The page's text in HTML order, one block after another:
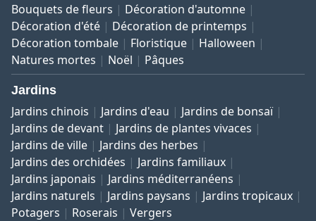
Bouquets de fleurs
Décoration d'automne
Décoration d'été
Décoration de printemps
Décoration tombale
Floristique
Halloween
Natures mortes
Noël Pâques
Jardins
Jardins chinois Jardins d'eau
Jardins de bonsaï
Jardins de devant
Jardins de plantes vivaces
Jardins de ville
Jardins des herbes
Jardins des orchidées
Jardins familiaux
Jardins japonais
Jardins méditerranéens
Jardins naturels
Jardins paysans
Jardins tropicaux
Potagers
Roserais Vergers